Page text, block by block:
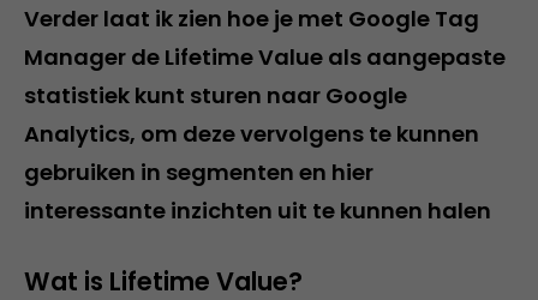
Verder laat ik zien hoe je met Google Tag
Manager de Lifetime Value als aangepaste
statistiek kunt sturen naar Google
Analytics, om deze vervolgens te kunnen
gebruiken in segmenten en hier
interessante inzichten uit te kunnen halen
Wat is Lifetime Value?